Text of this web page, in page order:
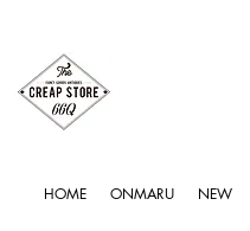
HOME ONMARU NEW